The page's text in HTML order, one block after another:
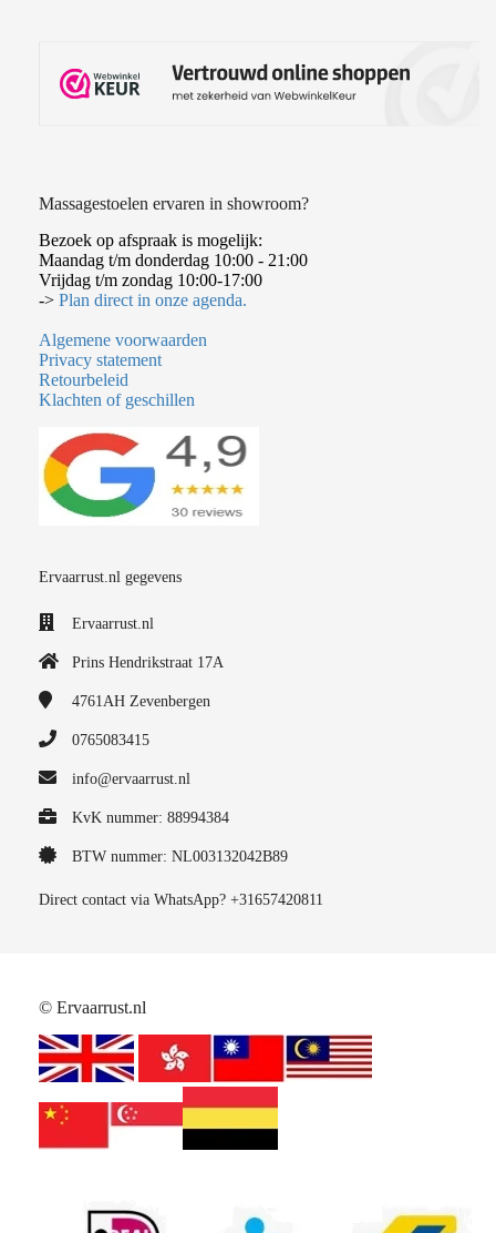
Massagestoelen ervaren in showroom?
Bezoek op afspraak is mogelijk:
Maandag t/m donderdag 10:00 - 21:00
Vrijdag t/m zondag 10:00-17:00
-> Plan direct in onze agenda.
Algemene voorwaarden
Privacy statement
Retourbeleid
Klachten of geschillen
Ervaarrust.nl gegevens
Ervaarrust.nl
Prins Hendrikstraat 17A
4761AH Zevenbergen
0765083415
info@ervaarrust.nl
KvK nummer: 88994384
BTW nummer: NL003132042B89
Direct contact via WhatsApp? +31657420811
© Ervaarrust.nl